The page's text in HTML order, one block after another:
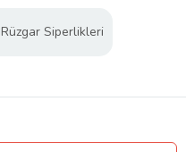
Rüzgar Siperlikleri